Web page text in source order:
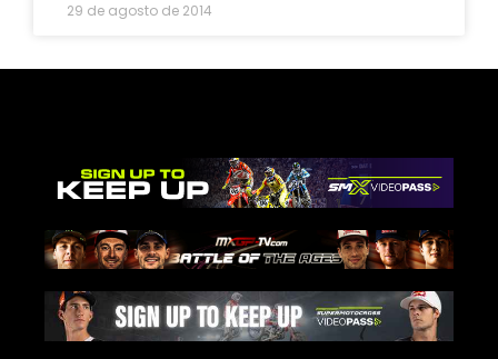
29 de agosto de 2014